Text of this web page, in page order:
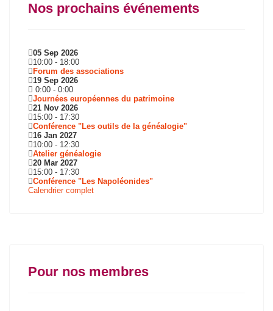
Nos prochains événements
05 Sep 2026
10:00 - 18:00
Forum des associations
19 Sep 2026
0:00 - 0:00
Journées européennes du patrimoine
21 Nov 2026
15:00 - 17:30
Conférence "Les outils de la généalogie"
16 Jan 2027
10:00 - 12:30
Atelier généalogie
20 Mar 2027
15:00 - 17:30
Conférence "Les Napoléonides"
Calendrier complet
Pour nos membres